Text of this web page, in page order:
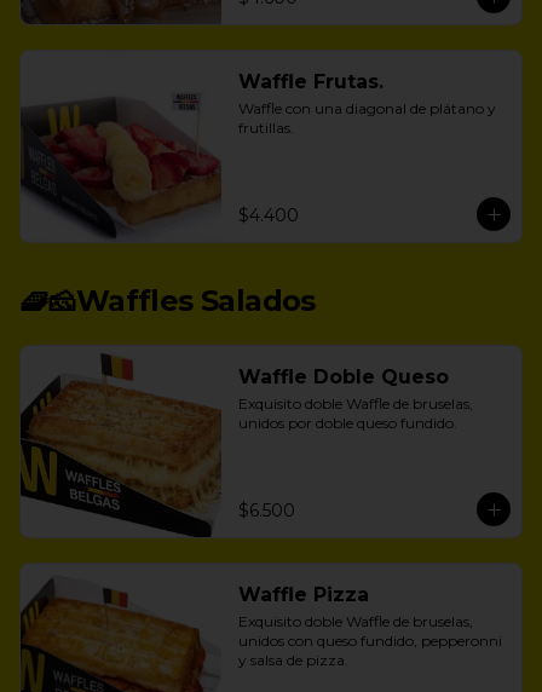
Waffle Frutas.
Waffle con una diagonal de plátano y
frutillas.
$4.400
🧇🧀Waffles Salados
Waffle Doble Queso
Exquisito doble Waffle de bruselas,
unidos por doble queso fundido.
$6.500
Waffle Pizza
Exquisito doble Waffle de bruselas,
unidos con queso fundido, pepperonni
y salsa de pizza.